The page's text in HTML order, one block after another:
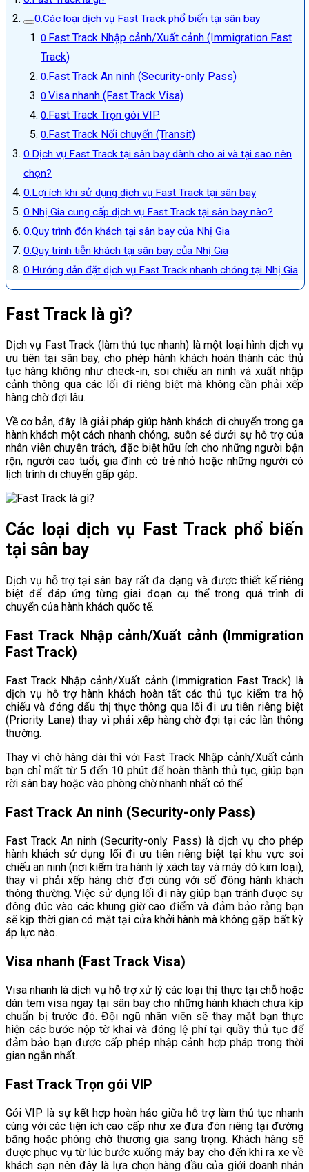
Các loại dịch vụ Fast Track phổ biến tại sân bay
Fast Track Nhập cảnh/Xuất cảnh (Immigration Fast
Track)
Fast Track An ninh (Security-only Pass)
Visa nhanh (Fast Track Visa)
Fast Track Trọn gói VIP
Fast Track Nối chuyến (Transit)
Dịch vụ Fast Track tại sân bay dành cho ai và tại sao nên
chọn?
Lợi ích khi sử dụng dịch vụ Fast Track tại sân bay
Nhị Gia cung cấp dịch vụ Fast Track tại sân bay nào?
Quy trình đón khách tại sân bay của Nhị Gia
Quy trình tiễn khách tại sân bay của Nhị Gia
Hướng dẫn đặt dịch vụ Fast Track nhanh chóng tại Nhị Gia
Fast Track là gì?
Dịch vụ Fast Track (làm thủ tục nhanh) là một loại hình dịch vụ
ưu tiên tại sân bay, cho phép hành khách hoàn thành các thủ
tục hàng không như check-in, soi chiếu an ninh và xuất nhập
cảnh thông qua các lối đi riêng biệt mà không cần phải xếp
hàng chờ đợi lâu.
Về cơ bản, đây là giải pháp giúp hành khách di chuyển trong ga
hành khách một cách nhanh chóng, suôn sẻ dưới sự hỗ trợ của
nhân viên chuyên trách, đặc biệt hữu ích cho những người bận
rộn, người cao tuổi, gia đình có trẻ nhỏ hoặc những người có
lịch trình di chuyển gấp gáp.
Các loại dịch vụ Fast Track phổ biến
tại sân bay
Dịch vụ hỗ trợ tại sân bay rất đa dạng và được thiết kế riêng
biệt để đáp ứng từng giai đoạn cụ thể trong quá trình di
chuyển của hành khách quốc tế.
Fast Track Nhập cảnh/Xuất cảnh (Immigration
Fast Track)
Fast Track Nhập cảnh/Xuất cảnh (Immigration Fast Track) là
dịch vụ hỗ trợ hành khách hoàn tất các thủ tục kiểm tra hộ
chiếu và đóng dấu thị thực thông qua lối đi ưu tiên riêng biệt
(Priority Lane) thay vì phải xếp hàng chờ đợi tại các làn thông
thường.
Thay vì chờ hàng dài thì với Fast Track Nhập cảnh/Xuất cảnh
bạn chỉ mất từ 5 đến 10 phút để hoàn thành thủ tục, giúp bạn
rời sân bay hoặc vào phòng chờ nhanh nhất có thể.
Fast Track An ninh (Security-only Pass)
Fast Track An ninh (Security-only Pass) là dịch vụ cho phép
hành khách sử dụng lối đi ưu tiên riêng biệt tại khu vực soi
chiếu an ninh (nơi kiểm tra hành lý xách tay và máy dò kim loại),
thay vì phải xếp hàng chờ đợi cùng với số đông hành khách
thông thường. Việc sử dụng lối đi này giúp bạn tránh được sự
đông đúc vào các khung giờ cao điểm và đảm bảo rằng bạn
sẽ kịp thời gian có mặt tại cửa khởi hành mà không gặp bất kỳ
áp lực nào.
Visa nhanh (Fast Track Visa)
Visa nhanh là dịch vụ hỗ trợ xử lý các loại thị thực tại chỗ hoặc
dán tem visa ngay tại sân bay cho những hành khách chưa kịp
chuẩn bị trước đó. Đội ngũ nhân viên sẽ thay mặt bạn thực
hiện các bước nộp tờ khai và đóng lệ phí tại quầy thủ tục để
đảm bảo bạn được cấp phép nhập cảnh hợp pháp trong thời
gian ngắn nhất.
Fast Track Trọn gói VIP
Gói VIP là sự kết hợp hoàn hảo giữa hỗ trợ làm thủ tục nhanh
cùng với các tiện ích cao cấp như xe đưa đón riêng tại đường
băng hoặc phòng chờ thương gia sang trọng. Khách hàng sẽ
được phục vụ từ lúc bước xuống máy bay cho đến khi ra xe về
khách sạn nên đây là lựa chọn hàng đầu của giới doanh nhân